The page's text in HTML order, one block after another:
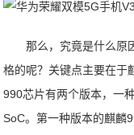
那么，究竟是什么原
格的呢？关键点主要在于
990芯片有两个版本，一
SoC。第一种版本的麒麟